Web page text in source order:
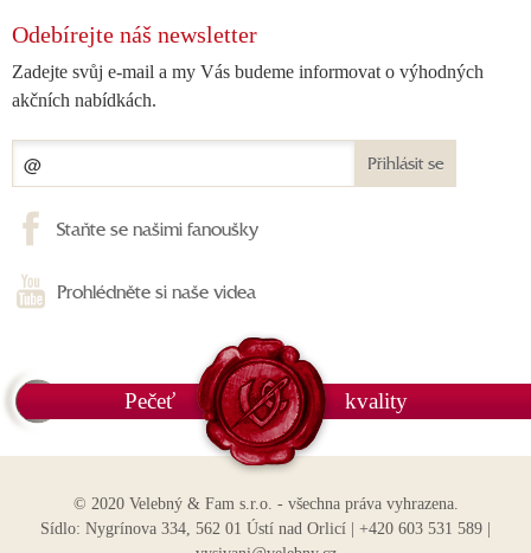
Odebírejte náš newsletter
Zadejte svůj e-mail a my Vás budeme informovat o výhodných
akčních nabídkách.
Přihlásit se
Staňte se našimi fanoušky
Prohlédněte si naše videa
Pečeť kvality
© 2020 Velebný & Fam s.r.o. - všechna práva vyhrazena.
Sídlo: Nygrínova 334, 562 01 Ústí nad Orlicí | +420 603 531 589 |